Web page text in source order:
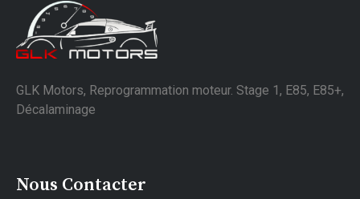
GLK Motors, Reprogrammation moteur. Stage 1, E85, E85+,
Décalaminage
Nous Contacter